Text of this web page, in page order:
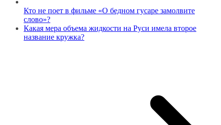
Кто не поет в фильме «О бедном гусаре замолвите
слово»?
Какая мера объема жидкости на Руси имела второе
название кружка?